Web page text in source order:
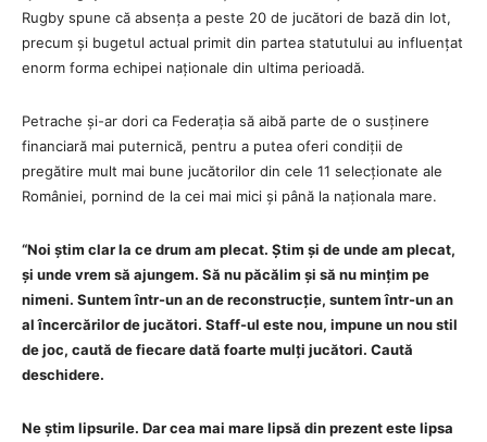
Rugby spune că absența a peste 20 de jucători de bază din lot,
precum și bugetul actual primit din partea statutului au influențat
enorm forma echipei naționale din ultima perioadă.
Petrache și-ar dori ca Federația să aibă parte de o susținere
financiară mai puternică, pentru a putea oferi condiții de
pregătire mult mai bune jucătorilor din cele 11 selecționate ale
României, pornind de la cei mai mici și până la naționala mare.
“Noi știm clar la ce drum am plecat. Știm și de unde am plecat,
și unde vrem să ajungem. Să nu păcălim și să nu mințim pe
nimeni. Suntem într-un an de reconstrucție, suntem într-un an
al încercărilor de jucători. Staff-ul este nou, impune un nou stil
de joc, caută de fiecare dată foarte mulți jucători. Caută
deschidere.
Ne știm lipsurile. Dar cea mai mare lipsă din prezent este lipsa